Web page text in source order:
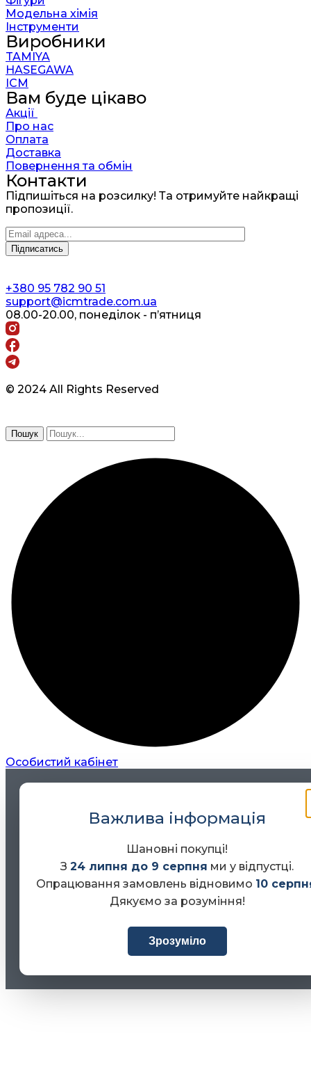
Модельна хімія
Інструменти
Виробники
TAMIYA
HASEGAWA
ICM
Вам буде цікаво
Акції
Про нас
Оплата
Доставка
Повернення та обмін
Контакти
Підпишіться на розсилку! Та отримуйте найкращі
пропозиції.
+380 95 782 90 51
support@icmtrade.com.ua
08.00-20.00, понеділок - п’ятниця
© 2024 All Rights Reserved
Пошук
Особистий кабінет
Важлива інформація
Шановні покупці!
З24 липня до 9 серпня ми у відпустці.
Опрацювання замовлень відновимо 10
Дякуємо за розуміння!
Зрозуміло